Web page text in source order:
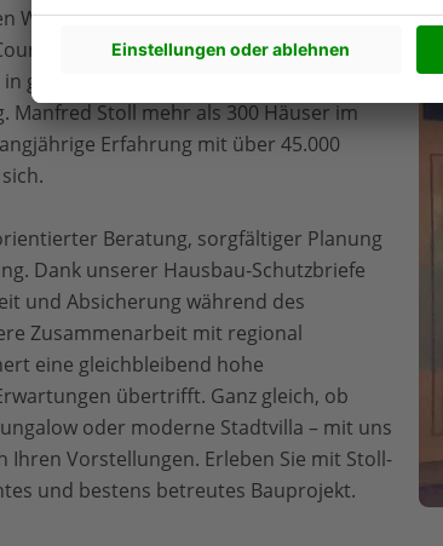
Weg zu Ihrem Traumhaus zu ebnen. Als
Haus in St. Ingbert bieten wir Ihnen
großer Vielfalt an. Seit 2003 haben wir
Manfred Stoll mehr als 300 Häuser im
Erfahrung mit über 45.000
Beratung, sorgfältiger Planung
Dank unserer Hausbau-Schutzbriefe
und Absicherung während des
Zusammenarbeit mit regional
eine gleichbleibend hohe
übertrifft. Ganz gleich, ob
oder moderne Stadtvilla – mit uns
Ihren Vorstellungen. Erleben Sie mit Stoll-
und bestens betreutes Bauprojekt.